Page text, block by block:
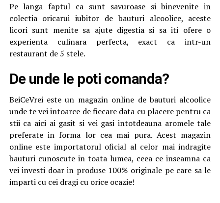
Pe langa faptul ca sunt savuroase si binevenite in
colectia oricarui iubitor de bauturi alcoolice, aceste
licori sunt menite sa ajute digestia si sa iti ofere o
experienta culinara perfecta, exact ca intr-un
restaurant de 5 stele.
De unde le poti comanda?
BeiCeVrei este un magazin online de bauturi alcoolice
unde te vei intoarce de fiecare data cu placere pentru ca
stii ca aici ai gasit si vei gasi intotdeauna aromele tale
preferate in forma lor cea mai pura. Acest magazin
online este importatorul oficial al celor mai indragite
bauturi cunoscute in toata lumea, ceea ce inseamna ca
vei investi doar in produse 100% originale pe care sa le
imparti cu cei dragi cu orice ocazie!